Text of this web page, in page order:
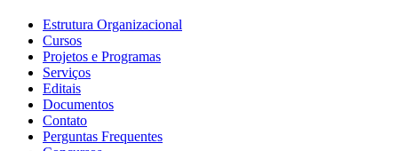
Estrutura Organizacional
Cursos
Projetos e Programas
Serviços
Editais
Documentos
Contato
Perguntas Frequentes